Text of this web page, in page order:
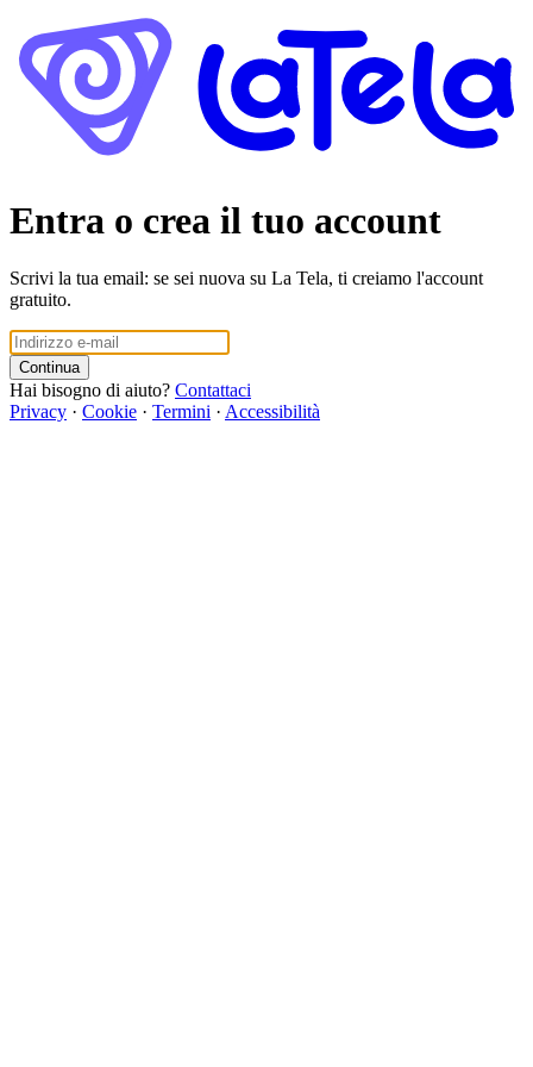
Entra o crea il tuo account
Scrivi la tua email: se sei nuova su La Tela, ti creiamo l'account
gratuito.
Continua
Hai bisogno di aiuto? Contattaci
Privacy · Cookie · Termini · Accessibilità